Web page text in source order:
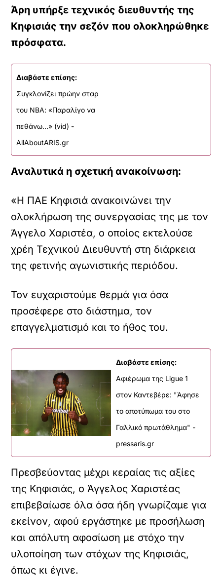
Άρη υπήρξε τεχνικός διευθυντής της
Κηφισιάς την σεζόν που ολοκληρώθηκε
πρόσφατα.
Διαβάστε επίσης:
Συγκλονίζει πρώην σταρ
του ΝΒΑ: «Παραλίγο να
πεθάνω…» (vid) -
AllAboutARIS.gr
Αναλυτικά η σχετική ανακοίνωση:
«Η ΠΑΕ Κηφισιά ανακοινώνει την
ολοκλήρωση της συνεργασίας της με τον
Άγγελο Χαριστέα, ο οποίος εκτελούσε
χρέη Τεχνικού Διευθυντή στη διάρκεια
της φετινής αγωνιστικής περιόδου.
Τον ευχαριστούμε θερμά για όσα
προσέφερε στο διάστημα, τον
επαγγελματισμό και το ήθος του.
Διαβάστε επίσης:
Αφιέρωμα της Ligue 1
στον Καντεβέρε: "Άφησε
το αποτύπωμα του στο
Γαλλικό πρωτάθλημα" -
pressaris.gr
Πρεσβεύοντας μέχρι κεραίας τις αξίες
της Κηφισιάς, ο Άγγελος Χαριστέας
επιβεβαίωσε όλα όσα ήδη γνωρίζαμε για
εκείνον, αφού εργάστηκε με προσήλωση
και απόλυτη αφοσίωση με στόχο την
υλοποίηση των στόχων της Κηφισιάς,
όπως κι έγινε.